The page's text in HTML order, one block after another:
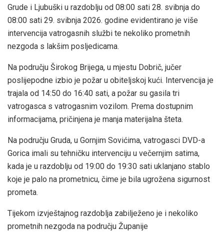
Grude i Ljubuški u razdoblju od 08:00 sati 28. svibnja do
08:00 sati 29. svibnja 2026. godine evidentirano je više
intervencija vatrogasnih službi te nekoliko prometnih
nezgoda s lakšim posljedicama.
Na području Širokog Brijega, u mjestu Dobrič, jučer
poslijepodne izbio je požar u obiteljskoj kući. Intervencija je
trajala od 14:50 do 16:40 sati, a požar su gasila tri
vatrogasca s vatrogasnim vozilom. Prema dostupnim
informacijama, pričinjena je manja materijalna šteta.
Na području Gruda, u Gornjim Sovićima, vatrogasci DVD-a
Gorica imali su tehničku intervenciju u večernjim satima,
kada je u razdoblju od 19:00 do 19:30 sati uklanjano stablo
koje je palo na prometnicu, čime je bila ugrožena sigurnost
prometa.
Tijekom izvještajnog razdoblja zabilježeno je i nekoliko
prometnih nezgoda na području Županije